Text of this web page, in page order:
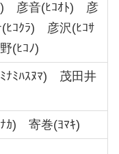
) 彦音(ﾋｺｵﾄ) 彦
ﾋｺｸﾗ) 彦沢(ﾋｺｻ
(ﾋｺﾉ)
ﾅﾐﾊｽﾇﾏ) 茂田井
ｶ) 寄巻(ﾖﾏｷ)